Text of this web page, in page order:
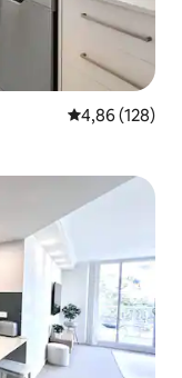
4,86 de
4,86 (128)